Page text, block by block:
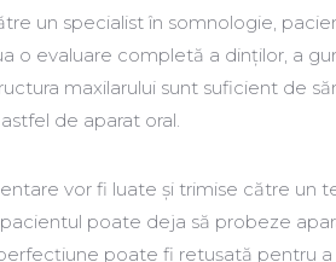
un specialist în somnologie,
o evaluare completă a dinţilor, a
maxilarului sunt suficient de
de aparat oral.
vor fi luate şi trimise către un
poate deja să probeze
poate fi retușată pentru